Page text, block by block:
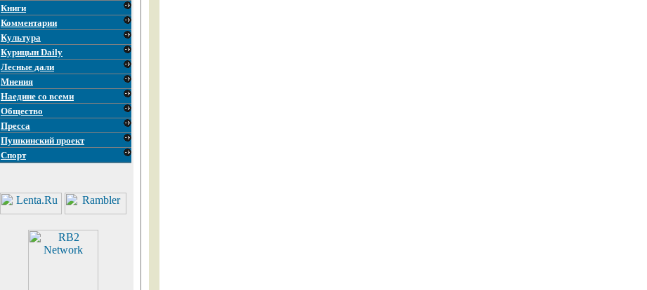
Книги
Комментарии
Культура
Курицын Daily
Лесные дали
Мнения
Наедине со всеми
Общество
Пресса
Пушкинский проект
Спорт